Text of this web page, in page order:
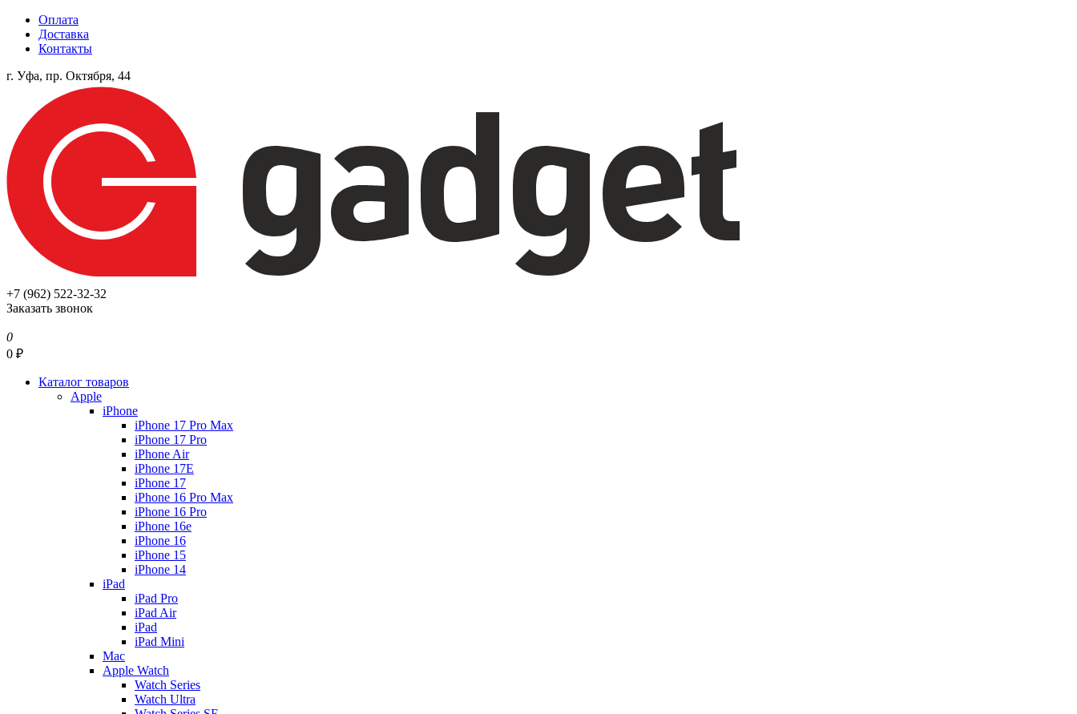
Оплата
Доставка
Контакты
г. Уфа, пр. Октября, 44
+7 (962) 522-32-32
Заказать звонок
0
0 ₽
Каталог товаров
Apple
iPhone
iPhone 17 Pro Max
iPhone 17 Pro
iPhone Air
iPhone 17E
iPhone 17
iPhone 16 Pro Max
iPhone 16 Pro
iPhone 16e
iPhone 16
iPhone 15
iPhone 14
iPad
iPad Pro
iPad Air
iPad
iPad Mini
Mac
Apple Watch
Watch Series
Watch Ultra